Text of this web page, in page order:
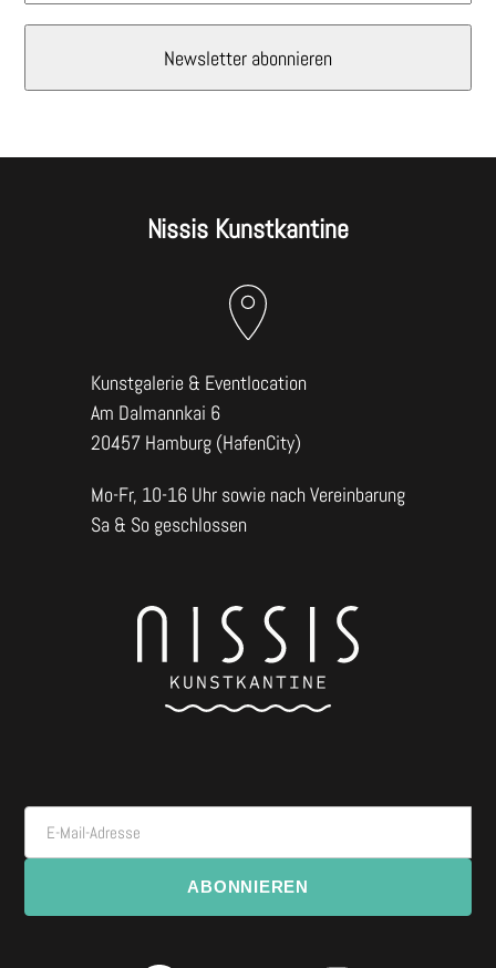
Nissis Kunstkantine
Kunstgalerie & Eventlocation
Am Dalmannkai 6
20457 Hamburg (HafenCity)
Mo-Fr, 10-16 Uhr sowie nach Vereinbarung
Sa & So geschlossen
E-Mail-Adresse
ABONNIEREN